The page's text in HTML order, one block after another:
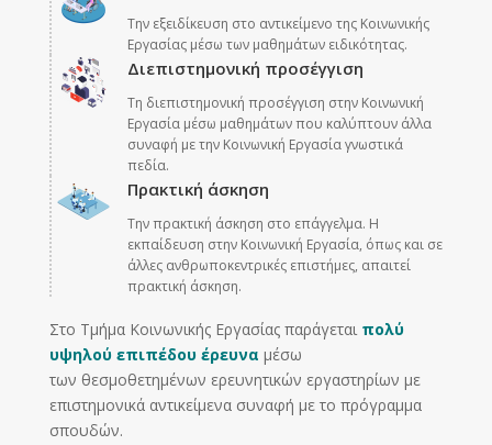
Την εξειδίκευση στο αντικείμενο της Κοινωνικής
Εργασίας μέσω των μαθημάτων ειδικότητας.
Διεπιστημονική προσέγγιση
Tη διεπιστημονική προσέγγιση στην Κοινωνική
Εργασία μέσω μαθημάτων που καλύπτουν άλλα
συναφή με την Κοινωνική Εργασία γνωστικά
πεδία.
Πρακτική άσκηση
Την πρακτική άσκηση στο επάγγελμα. Η
εκπαίδευση στην Κοινωνική Εργασία, όπως και σε
άλλες ανθρωποκεντρικές επιστήμες, απαιτεί
πρακτική άσκηση.
Στο Τμήμα Κοινωνικής Εργασίας παράγεται πολύ
υψηλού επιπέδου έρευνα μέσω
των θεσμοθετημένων ερευνητικών εργαστηρίων με
επιστημονικά αντικείμενα συναφή με το πρόγραμμα
σπουδών.